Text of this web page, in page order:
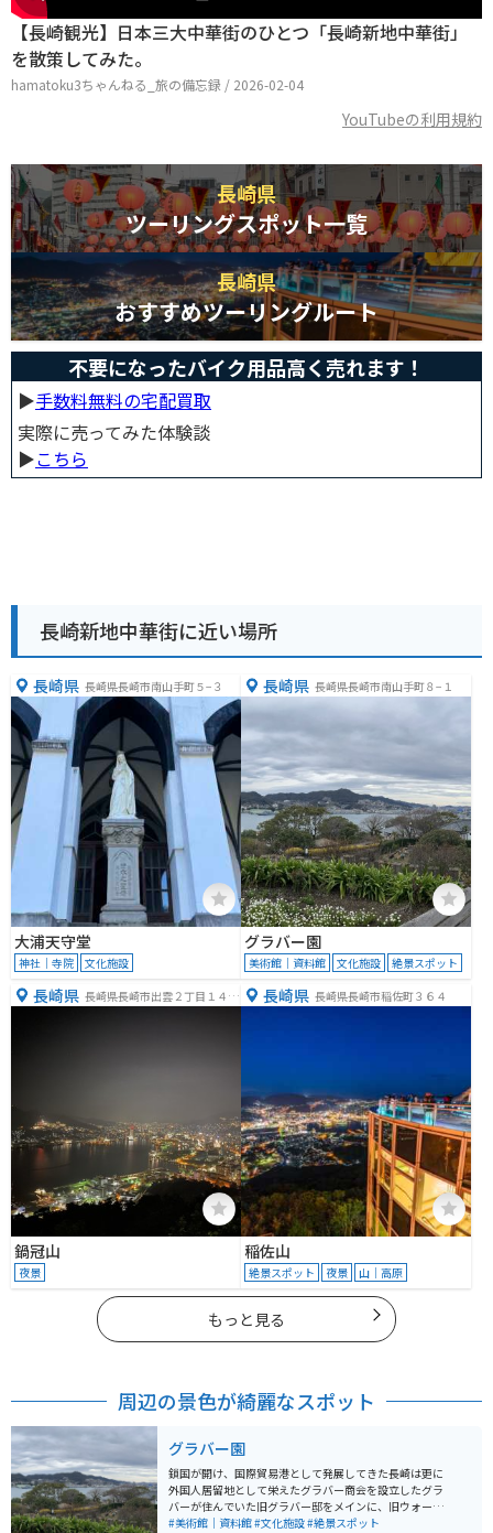
【長崎観光】日本三大中華街のひとつ「長崎新地中華街」
を散策してみた。
hamatoku3ちゃんねる_旅の備忘録 / 2026-02-04
YouTubeの利用規約
長崎県
ツーリングスポット一覧
長崎県
おすすめツーリングルート
不要になったバイク用品高く売れます！
▶︎手数料無料の宅配買取
実際に売ってみた体験談
▶︎こちら
長崎新地中華街に近い場所
長崎県 長崎県長崎市南山手町５−３
大浦天守堂
神社｜寺院 文化施設
長崎県 長崎県長崎市南山手町８−１
グラバー園
美術館｜資料館 文化施設 絶景スポット
長崎県 長崎県長崎市出雲２丁目１４４
鍋冠山
夜景
長崎県 長崎県長崎市稲佐町３６４
稲佐山
絶景スポット 夜景 山｜高原
もっと見る
周辺の景色が綺麗なスポット
グラバー園
鎖国が開け、国際貿易港として発展してきた長崎は更に
外国人居留地として栄えたグラバー商会を設立したグラ
バーが住んでいた旧グラバー邸をメインに、旧ウォーカ
ー邸、旧リンガー邸や、他にも歴史的な建造物を移築復
#美術館｜資料館#文化施設#絶景スポット